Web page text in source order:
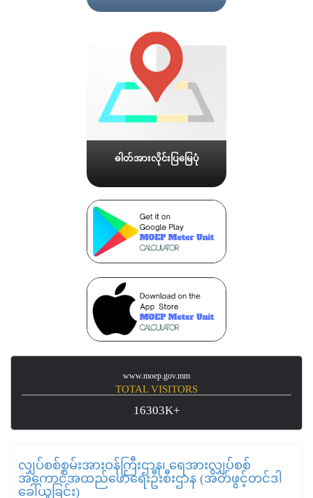
ဓါတ်အားလိုင်းပြမြေပုံ
www.moep.gov.mm
TOTAL VISITORS
16303K+
လျှပ်စစ်စွမ်းအားဝန်ကြီးဌာန၊ ရေအားလျှပ်စစ်
အကောင်အထည်ဖော်ရေးဦးစီးဌာန (အိတ်ဖွင့်တင်ဒါ
ခေါ်ယူခြင်း)